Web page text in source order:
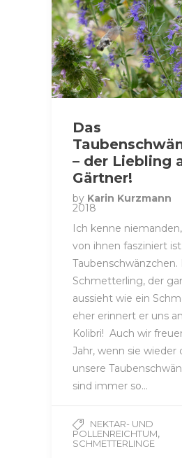
Das
– der Liebling
Gärtner!
by Karin Kurzmann
2018
Ich kenne
von ihnen fasziniert
Taubenschwänzchen.
Schmetterling, der
aussieht wie ein
eher erinnert er uns
Kolibri! Auch wir
Jahr, wenn sie wieder
unsere
sind immer so…
NEKTAR- UND
POLLENREICHTUM,
SCHMETTERLINGE